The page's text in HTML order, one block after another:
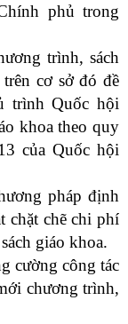
phủ trong
trình, sách
cơ sở đó đề
trình Quốc hội
khoa theo quy
của Quốc hội
pháp định
chặt chẽ chi phí
giáo khoa.
cường công tác
chương trình,